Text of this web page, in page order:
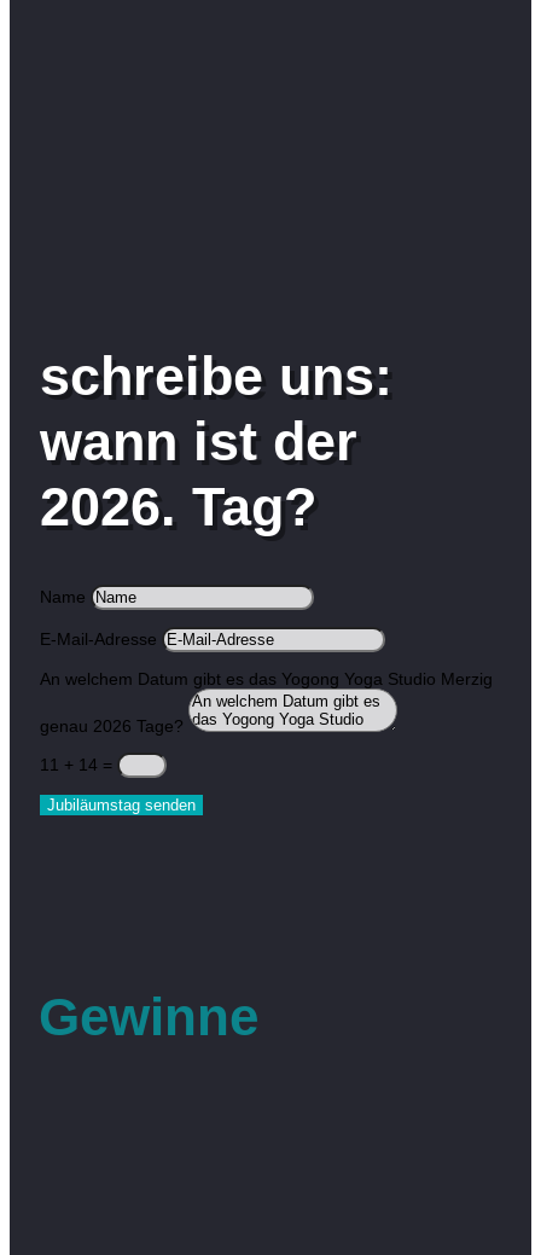
schreibe uns:
wann ist der
2026. Tag?
Name
E-Mail-Adresse
An welchem Datum gibt es das Yogong Yoga Studio Merzig
genau 2026 Tage?
11 + 14 =
Jubiläumstag senden
Gewinne